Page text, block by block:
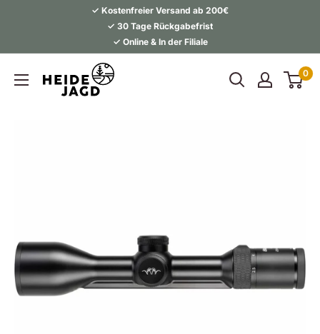
✓ Kostenfreier Versand ab 200€
✓ 30 Tage Rückgabefrist
✓ Online & In der Filiale
0